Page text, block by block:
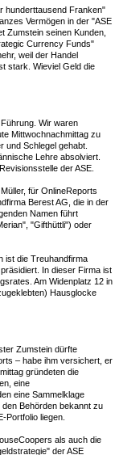
hunderttausend Franken"
Vermögen in der "ASE
Zumstein seinen Kunden,
Currency Funds"
weil der Handel
stark. Wieviel Geld die
Wir waren
Mittwochnachmittag zu
und Schlegel gehabt.
Lehre absolviert.
der ASE.
für OnlineReports
Berest AG, die in der
Namen führt
"Gifthüttli") oder
ist die Treuhandfirma
In dieser Firma ist
Am Widenplatz 12 in
Hausglocke
Zumstein dürfte
– habe ihm versichert, er
gründeten die
eine
eine Sammelklage
Behörden bekannt zu
Portfolio liegen.
als auch die
der ASE